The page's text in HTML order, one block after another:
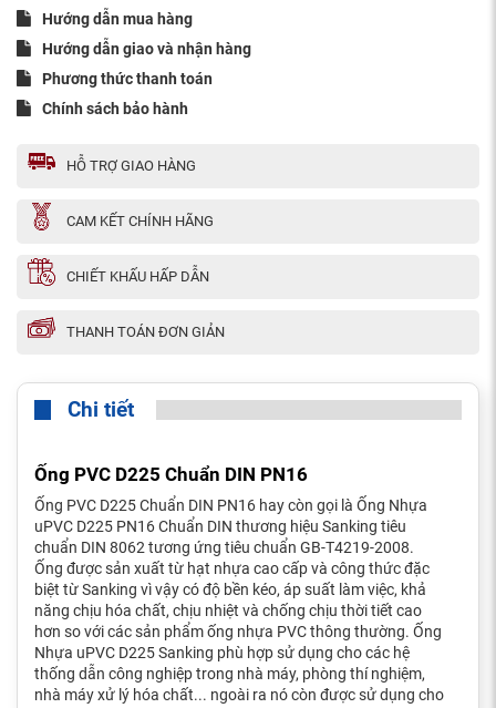
Hướng dẫn mua hàng
Hướng dẫn giao và nhận hàng
Phương thức thanh toán
Chính sách bảo hành
HỖ TRỢ GIAO HÀNG
CAM KẾT CHÍNH HÃNG
CHIẾT KHẤU HẤP DẪN
THANH TOÁN ĐƠN GIẢN
Chi tiết
Ống PVC D225 Chuẩn DIN PN16
Ống PVC D225 Chuẩn DIN PN16 hay còn gọi là Ống Nhựa
uPVC D225 PN16 Chuẩn DIN thương hiệu Sanking tiêu
chuẩn DIN 8062 tương ứng tiêu chuẩn GB-T4219-2008.
Ống được sản xuất từ hạt nhựa cao cấp và công thức đặc
biệt từ Sanking vì vậy có độ bền kéo, áp suất làm việc, khả
năng chịu hóa chất, chịu nhiệt và chống chịu thời tiết cao
hơn so với các sản phẩm ống nhựa PVC thông thường. Ống
Nhựa uPVC D225 Sanking phù hợp sử dụng cho các hệ
thống dẫn công nghiệp trong nhà máy, phòng thí nghiệm,
nhà máy xử lý hóa chất... ngoài ra nó còn được sử dụng cho